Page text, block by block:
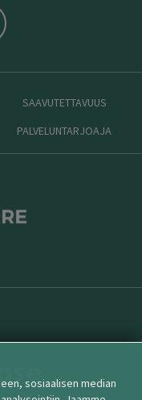
SAAVUTETTAVUUS
PALVELUNTARJOAJA
sosiaalisen median